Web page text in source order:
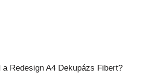
Redesign A4 Dekupázs Fibert?